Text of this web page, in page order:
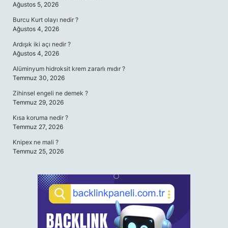
Ağustos 5, 2026
Burcu Kurt olayı nedir ?
Ağustos 4, 2026
Ardışık iki açı nedir ?
Ağustos 4, 2026
Alüminyum hidroksit krem zararlı mıdır ?
Temmuz 30, 2026
Zihinsel engeli ne demek ?
Temmuz 29, 2026
Kısa koruma nedir ?
Temmuz 27, 2026
Knipex ne mali ?
Temmuz 25, 2026